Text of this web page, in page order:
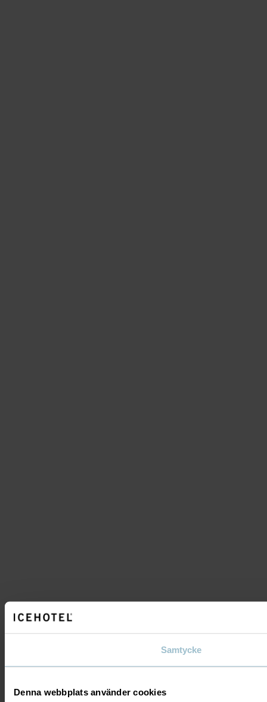
Samtycke
Denna webbplats använder cookies